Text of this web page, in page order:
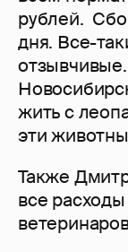
рублей.
дня. Все-
жить с
эти
Также
все